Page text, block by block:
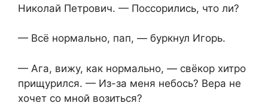
Николай Петрович. — Поссорились, что ли?
— Всё нормально, пап, — буркнул Игорь.
— Ага, вижу, как нормально, — свёкор хитро
прищурился. — Из-за меня небось? Вера не
хочет со мной возиться?